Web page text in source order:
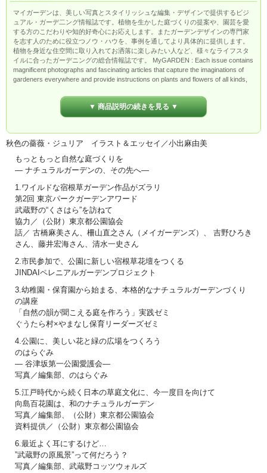
マイガーデンは、美しい写真とスタイリッシュな編集・デザインで提供するビジ
ュアル・ガーデ二ング情報誌です。植物を生かした庭づくりの提案や、園芸を愛
する方のこだわりや知的好奇心にお応えします。またガーデンデザインの専門家
を志す人のために役立つノウ・ハウを、事例を通してより具体的に提供します。
植物を身近な住空間に取り入れてお洒落に楽しみたい人など、様々なライフスタ
イルに合ったガーデニングの総合情報誌です。 MyGARDEN : Each issue contains
magnificent photographs and fascinating articles that capture the imaginations of
gardeners everywhere and provide instructions on plants and flowers of all kinds,
about OPEN GARDEN .MyGARDEN inspires you to create unique gardens
through creative new plants and stylish outdoor living spaces, innovative plans and
flowers, the best tools and techniques.
▼ 商品説明の続きを見る ▼
秋色の薔薇・ジュリア イラスト＆エッセイ／小出麻由美
もっともっと自然な庭づくりを
― ナチュラルガーデンの、その先へ―
1.ワイルドな宿根草ガーデン作品がズラリ
第2回 東京パークガーデンアワード
武蔵野の“くさはら”を訪ねて
協力／（公財）東京都公園協会
話／ 古橋麻美さん、柵山直之さん（メイガーデンズ）、 吉野ひろき
さん、藤井宏海さん、清水一史さん
2.市民参加で、公園に新しい宿根草花壇をつくる
JINDAIペレニアルガーデンプロジェクト
3.幼稚園・保育園から始まる、本格的なナチュラルガーデンづくり
の講座
「自然の韻が聞こえる庭を作ろう」実践ゼミ
ぐうたら村×やまなし保育リーダーズゼミ
4.公園に、美しい花と緑の広場をつくろう
のはらぐみ
― 谷津坂第一公園愛護会―
写真／編集部、のはらぐみ
5.江戸時代から続く日本の草庭文化に、今一度目を向けて
向島百花園は、和のナチュラルガーデン
写真／編集部、（公財）東京都公園協会
資料提供／（公財）東京都公園協会
6.最近よく耳にするけど…
”武蔵野の原風景”って何だろう？
写真／編集部、武蔵野コッツウォルズ